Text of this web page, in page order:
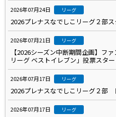
2026年07月24日 リーグ
2026プレナスなでしこリーグ２部
2026年07月21日 リーグ
【2026シーズン中断期間企画】フ
リーグ ベストイレブン」投票スター
2026年07月17日 リーグ
2026プレナスなでしこリーグ２部
2026年07月17日 リーグ